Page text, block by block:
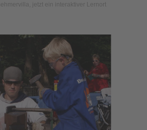
jetzt ein interaktiver Lernort